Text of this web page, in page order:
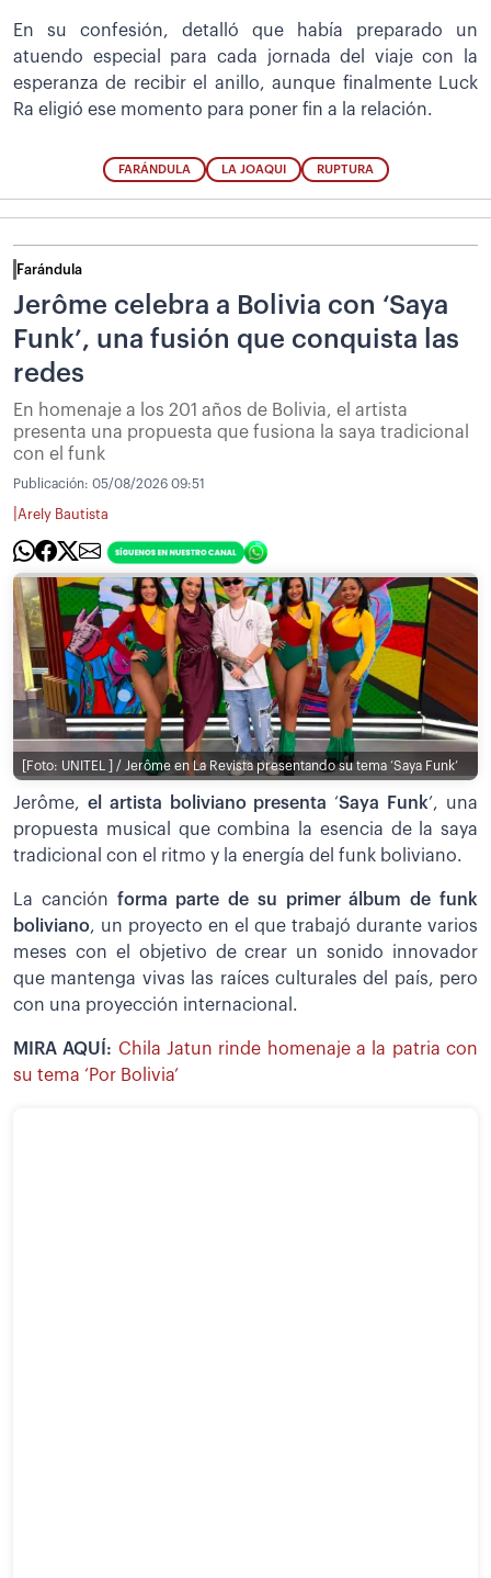
En su confesión, detalló que había preparado un
atuendo especial para cada jornada del viaje con la
esperanza de recibir el anillo, aunque finalmente Luck
Ra eligió ese momento para poner fin a la relación.
FARÁNDULA LA JOAQUI RUPTURA
Farándula
Jerôme celebra a Bolivia con ‘Saya
Funk’, una fusión que conquista las
redes
En homenaje a los 201 años de Bolivia, el artista
presenta una propuesta que fusiona la saya tradicional
con el funk
Publicación: 05/08/2026 09:51
Arely Bautista
[Foto: UNITEL ] / Jerôme en La Revista presentando su tema ‘Saya Funk’
Jerôme, el artista boliviano presenta ‘Saya Funk’, una
propuesta musical que combina la esencia de la saya
tradicional con el ritmo y la energía del funk boliviano.
La canción forma parte de su primer álbum de funk
boliviano, un proyecto en el que trabajó durante varios
meses con el objetivo de crear un sonido innovador
que mantenga vivas las raíces culturales del país, pero
con una proyección internacional.
MIRA AQUÍ: Chila Jatun rinde homenaje a la patria con
su tema ‘Por Bolivia’